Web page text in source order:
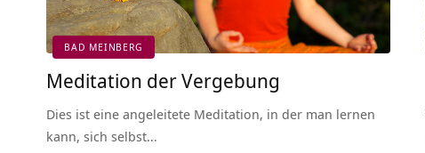
BAD MEINBERG
Meditation der Vergebung
Dies ist eine angeleitete Meditation, in der man lernen
kann, sich selbst…